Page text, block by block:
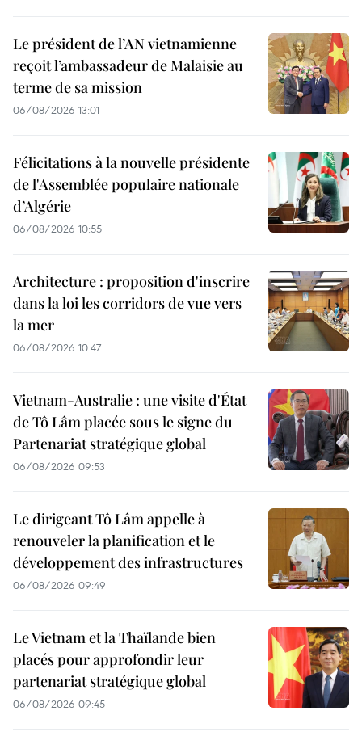
Le président de l’AN vietnamienne
reçoit l’ambassadeur de Malaisie au
terme de sa mission
06/08/2026 13:01
Félicitations à la nouvelle présidente
de l'Assemblée populaire nationale
d’Algérie
06/08/2026 10:55
Architecture : proposition d'inscrire
dans la loi les corridors de vue vers
la mer
06/08/2026 10:47
Vietnam-Australie : une visite d'État
de Tô Lâm placée sous le signe du
Partenariat stratégique global
06/08/2026 09:53
Le dirigeant Tô Lâm appelle à
renouveler la planification et le
développement des infrastructures
06/08/2026 09:49
Le Vietnam et la Thaïlande bien
placés pour approfondir leur
partenariat stratégique global
06/08/2026 09:45